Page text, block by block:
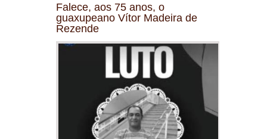
Falece, aos 75 anos, o
guaxupeano Vítor Madeira de
Rezende